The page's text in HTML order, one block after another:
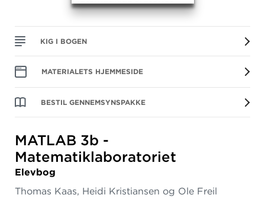
KIG I BOGEN
MATERIALETS HJEMMESIDE
BESTIL GENNEMSYNSPAKKE
MATLAB 3b -
Matematiklaboratoriet
Elevbog
Thomas Kaas, Heidi Kristiansen og Ole Freil